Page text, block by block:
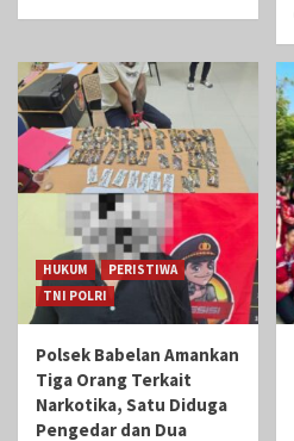
HUKUM
PERISTIWA
TNI POLRI
Polsek Babelan Amankan
Tiga Orang Terkait
Narkotika, Satu Diduga
Pengedar dan Dua